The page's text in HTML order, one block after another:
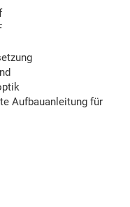
Aufbauanleitung für